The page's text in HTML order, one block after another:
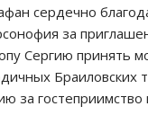
сердечно
за
Сергию принять
Браиловских
за